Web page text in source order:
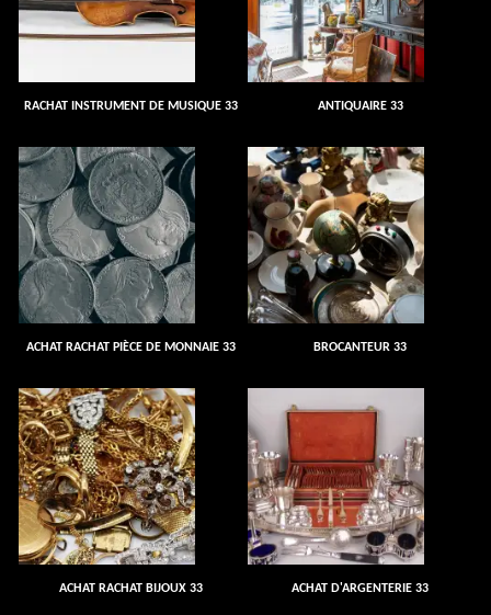
RACHAT INSTRUMENT DE MUSIQUE 33 ANTIQUAIRE 33
ACHAT RACHAT PIÈCE DE MONNAIE 33 BROCANTEUR 33
ACHAT RACHAT BIJOUX 33 ACHAT D'ARGENTERIE 33